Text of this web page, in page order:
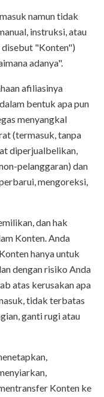
namun tidak
instruksi, atau
disebut "Konten")
adanya".
afiliasinya
bentuk apa pun
menyangkal
(termasuk, tanpa
diperjualbelikan,
pelanggaran) dan
mengoreksi,
dan hak
Konten. Anda
hanya untuk
dengan risiko Anda
atas kerusakan apa
tidak terbatas
ganti rugi atau
Konten ke